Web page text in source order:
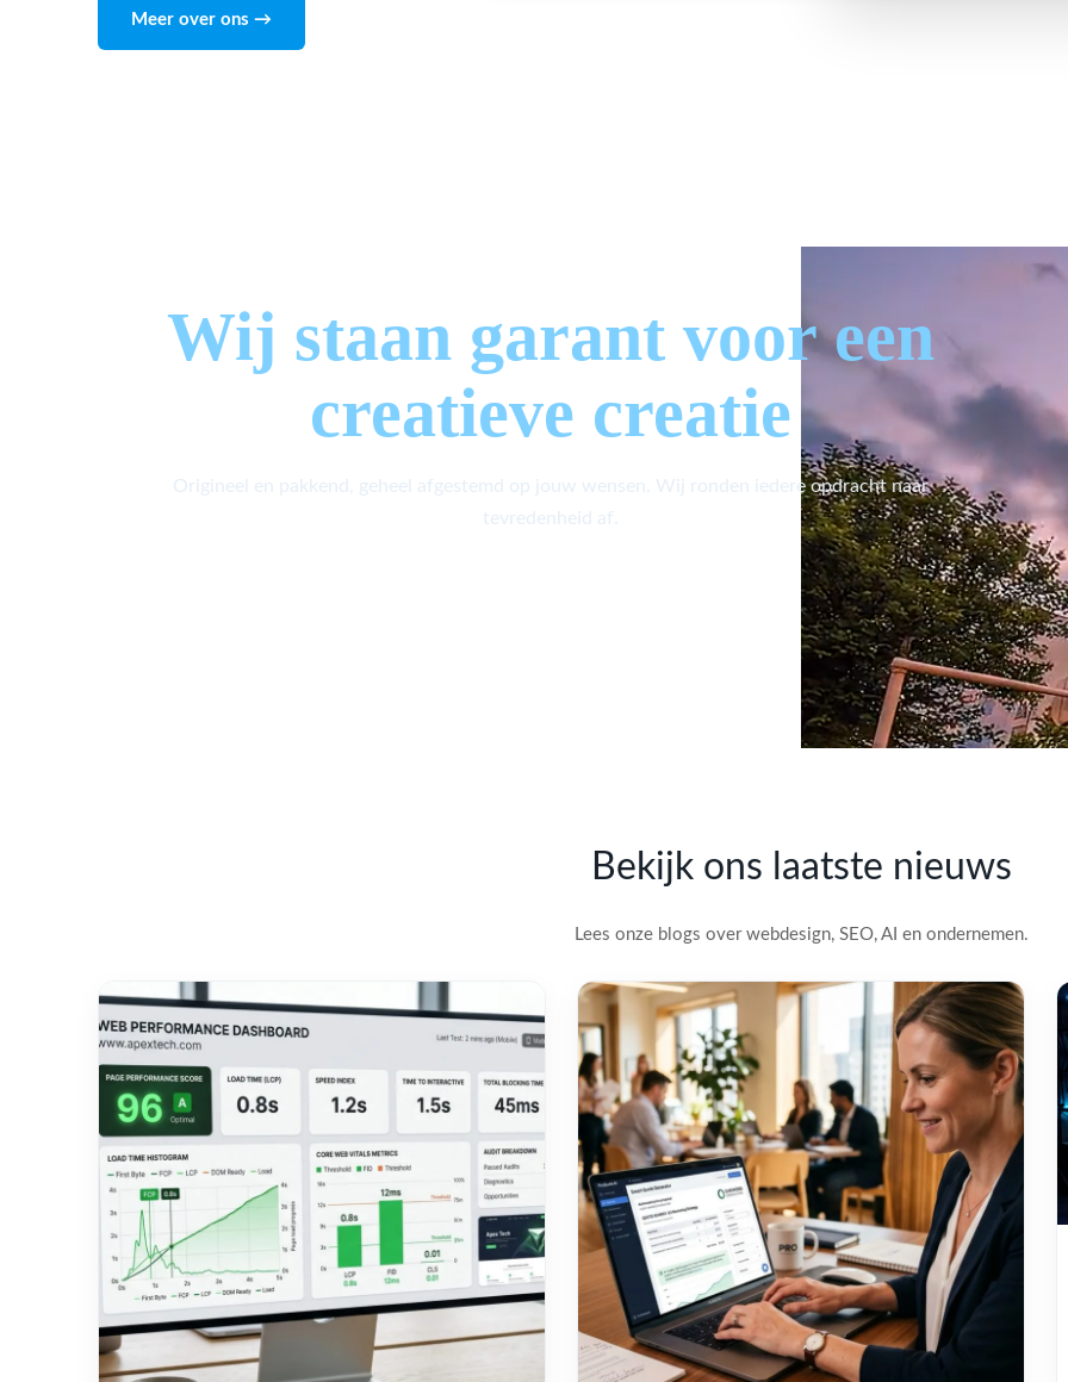
Meer over ons →
Wij staan garant voor een
creatieve creatie
Origineel en pakkend, geheel afgestemd op jouw wensen. Wij ronden iedere opdracht naar
tevredenheid af.
Bekijk ons laatste nieuws
Lees onze blogs over webdesign, SEO, AI en ondernemen.